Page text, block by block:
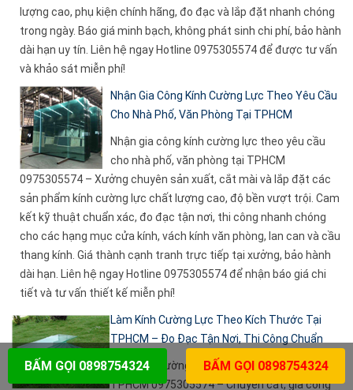
lượng cao, phụ kiện chính hãng, đo đạc và lắp đặt nhanh chóng
trong ngày. Báo giá minh bạch, không phát sinh chi phí, bảo hành
dài hạn uy tín. Liên hệ ngay Hotline 0975305574 để được tư vấn
và khảo sát miễn phí!
Nhận Gia Công Kính Cường Lực Theo Yêu Cầu
Cho Nhà Phố, Văn Phòng Tại TPHCM
Nhận gia công kính cường lực theo yêu cầu
cho nhà phố, văn phòng tại TPHCM
0975305574 – Xưởng chuyên sản xuất, cắt mài và lắp đặt các
sản phẩm kính cường lực chất lượng cao, độ bền vượt trội. Cam
kết kỹ thuật chuẩn xác, đo đạc tận nơi, thi công nhanh chóng
cho các hạng mục cửa kính, vách kính văn phòng, lan can và cầu
thang kính. Giá thành cạnh tranh trực tiếp tại xưởng, bảo hành
dài hạn. Liên hệ ngay Hotline 0975305574 để nhận báo giá chi
tiết và tư vấn thiết kế miễn phí!
Làm Kính Cường Lực Theo Kích Thước Tại
TPHCM – Đo Đạc Tận Nơi, Thi Công Chuẩn
Làm kính cường lực theo kích thước tại
TPHCM 0975305574 – Chuyên cắt, gia công
BẤM GỌI 0898754324 BẤM GỌI 0898754324